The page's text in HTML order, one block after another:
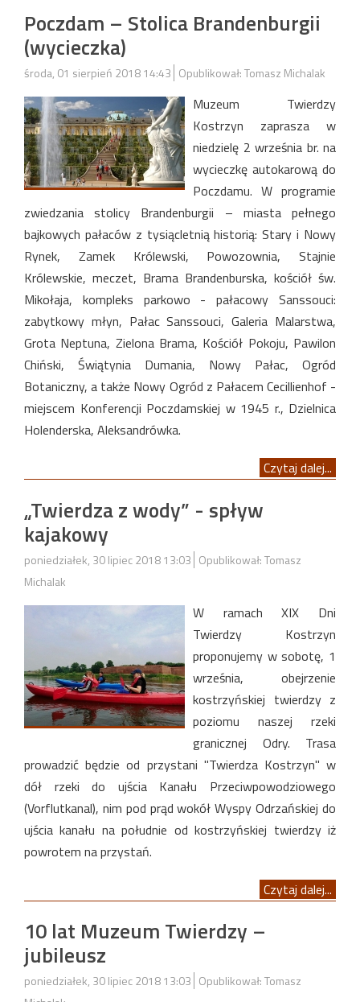
Poczdam – Stolica Brandenburgii
(wycieczka)
środa, 01 sierpień 2018 14:43 Opublikował: Tomasz Michalak
Muzeum Twierdzy
Kostrzyn zaprasza w
niedzielę 2 września br. na
wycieczkę autokarową do
Poczdamu. W programie
zwiedzania stolicy Brandenburgii – miasta pełnego
bajkowych pałaców z tysiącletnią historią: Stary i Nowy
Rynek, Zamek Królewski, Powozownia, Stajnie
Królewskie, meczet, Brama Brandenburska, kościół św.
Mikołaja, kompleks parkowo - pałacowy Sanssouci:
zabytkowy młyn, Pałac Sanssouci, Galeria Malarstwa,
Grota Neptuna, Zielona Brama, Kościół Pokoju, Pawilon
Chiński, Świątynia Dumania, Nowy Pałac, Ogród
Botaniczny, a także Nowy Ogród z Pałacem Cecillienhof -
miejscem Konferencji Poczdamskiej w 1945 r., Dzielnica
Holenderska, Aleksandrówka.
Czytaj dalej...
„Twierdza z wody” - spływ
kajakowy
poniedziałek, 30 lipiec 2018 13:03 Opublikował: Tomasz
Michalak
W ramach XIX Dni
Twierdzy Kostrzyn
proponujemy w sobotę, 1
września, obejrzenie
kostrzyńskiej twierdzy z
poziomu naszej rzeki
granicznej Odry. Trasa
prowadzić będzie od przystani "Twierdza Kostrzyn" w
dół rzeki do ujścia Kanału Przeciwpowodziowego
(Vorflutkanal), nim pod prąd wokół Wyspy Odrzańskiej do
ujścia kanału na południe od kostrzyńskiej twierdzy iż
powrotem na przystań.
Czytaj dalej...
10 lat Muzeum Twierdzy –
jubileusz
poniedziałek, 30 lipiec 2018 13:03 Opublikował: Tomasz